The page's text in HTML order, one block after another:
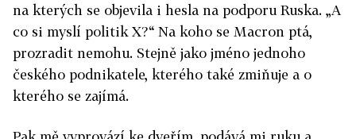
na kterých se objevila i hesla na podporu Ruska. „A
co si myslí politik X?“ Na koho se Macron ptá,
prozradit nemohu. Stejně jako jméno jednoho
českého podnikatele, kterého také zmiňuje a o
kterého se zajímá.